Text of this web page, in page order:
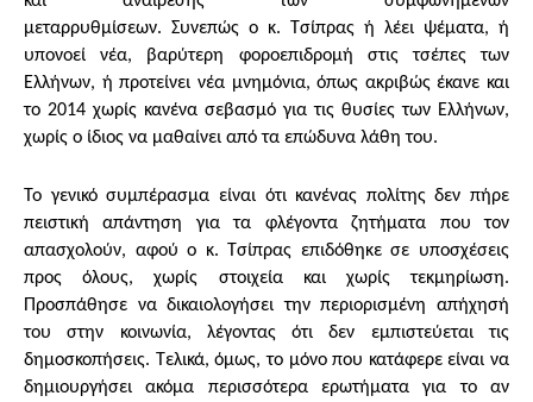
μεταρρυθμίσεων. Συνεπώς ο κ. Τσίπρας ή λέει ψέματα, ή
υπονοεί νέα, βαρύτερη φοροεπιδρομή στις τσέπες των
Ελλήνων, ή προτείνει νέα μνημόνια, όπως ακριβώς έκανε και
το 2014 χωρίς κανένα σεβασμό για τις θυσίες των Ελλήνων,
χωρίς ο ίδιος να μαθαίνει από τα επώδυνα λάθη του.
Το γενικό συμπέρασμα είναι ότι κανένας πολίτης δεν πήρε
πειστική απάντηση για τα φλέγοντα ζητήματα που τον
απασχολούν, αφού ο κ. Τσίπρας επιδόθηκε σε υποσχέσεις
προς όλους, χωρίς στοιχεία και χωρίς τεκμηρίωση.
Προσπάθησε να δικαιολογήσει την περιορισμένη απήχησή
του στην κοινωνία, λέγοντας ότι δεν εμπιστεύεται τις
δημοσκοπήσεις. Τελικά, όμως, το μόνο που κατάφερε είναι να
δημιουργήσει ακόμα περισσότερα ερωτήματα για το αν